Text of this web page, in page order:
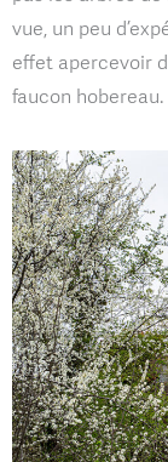
vue, un peu
effet apercevoir
faucon hobereau.